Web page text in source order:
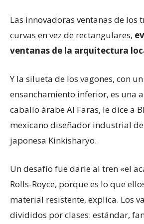
Las innovadoras ventanas de los
curvas en vez de rectangulares,
ventanas de la arquitectura
Y la silueta de los vagones, con
ensanchamiento inferior, es una
caballo árabe Al Faras, le dice a
mexicano diseñador industrial
japonesa Kinkisharyo.
Un desafío fue darle al tren «el
Rolls-Royce, porque es lo que
material resistente, explica. Los
divididos por clases: estándar,